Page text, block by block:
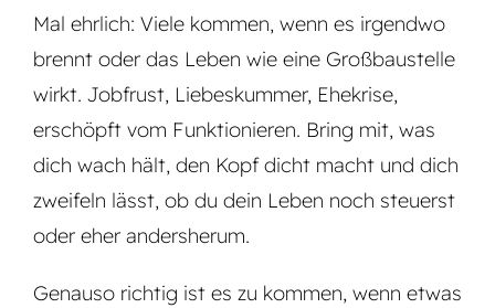
Mal ehrlich: Viele kommen, wenn es irgendwo
brennt oder das Leben wie eine Großbaustelle
wirkt. Jobfrust, Liebeskummer, Ehekrise,
erschöpft vom Funktionieren. Bring mit, was
dich wach hält, den Kopf dicht macht und dich
zweifeln lässt, ob du dein Leben noch steuerst
oder eher andersherum.
Genauso richtig ist es zu kommen, wenn etwas